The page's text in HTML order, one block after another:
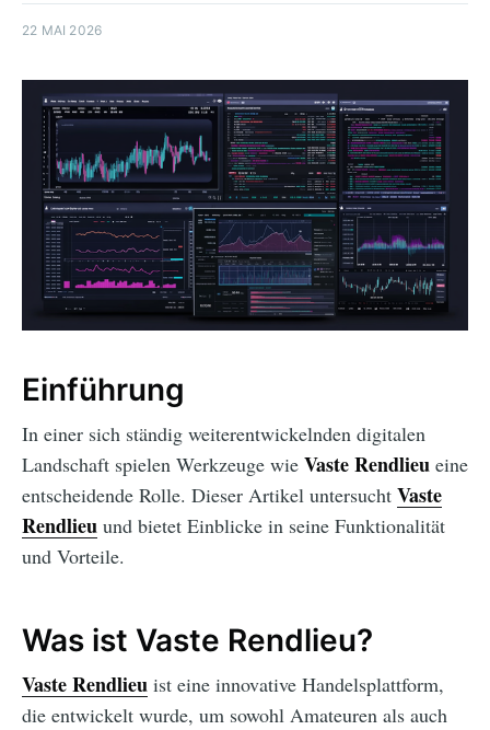
22 MAI 2026
Einführung
In einer sich ständig weiterentwickelnden digitalen
Landschaft spielen Werkzeuge wie Vaste Rendlieu eine
entscheidende Rolle. Dieser Artikel untersucht Vaste
Rendlieu und bietet Einblicke in seine Funktionalität
und Vorteile.
Was ist Vaste Rendlieu?
Vaste Rendlieu ist eine innovative Handelsplattform,
die entwickelt wurde, um sowohl Amateuren als auch